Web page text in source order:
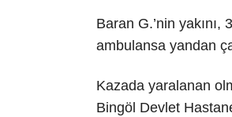
Baran G.’nin
ambulansa yandan
Kazada yaralanan
Bingöl Devlet